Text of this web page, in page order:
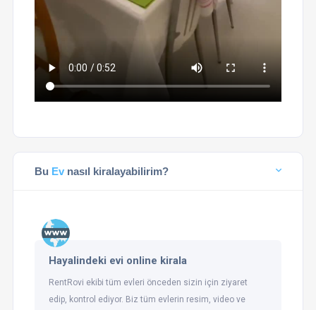
Bu Ev nasıl kiralayabilirim?
Hayalindeki evi online kirala
RentRovi ekibi tüm evleri önceden sizin için ziyaret
edip, kontrol ediyor. Biz tüm evlerin resim, video ve